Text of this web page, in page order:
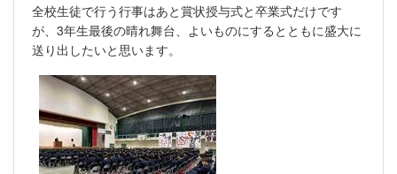
全校生徒で行う行事はあと賞状授与式と卒業式だけです
が、3年生最後の晴れ舞台、よいものにするとともに盛大に
送り出したいと思います。